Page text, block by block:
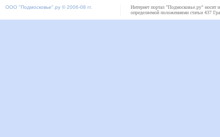
ООО "Подмосковье" .ру © 2006-08 гг.
Интернет портал "Подмосковье.ру" носит
определяемой положениями статьи 437